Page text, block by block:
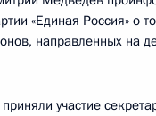
«Единая Россия» о
направленных на
участие